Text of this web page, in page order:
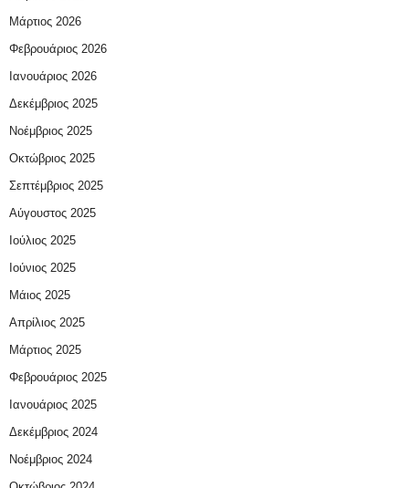
Μάρτιος 2026
Φεβρουάριος 2026
Ιανουάριος 2026
Δεκέμβριος 2025
Νοέμβριος 2025
Οκτώβριος 2025
Σεπτέμβριος 2025
Αύγουστος 2025
Ιούλιος 2025
Ιούνιος 2025
Μάιος 2025
Απρίλιος 2025
Μάρτιος 2025
Φεβρουάριος 2025
Ιανουάριος 2025
Δεκέμβριος 2024
Νοέμβριος 2024